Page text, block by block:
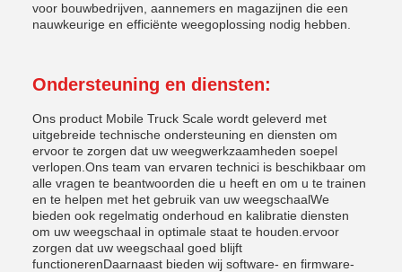
voor bouwbedrijven, aannemers en magazijnen die een
nauwkeurige en efficiënte weegoplossing nodig hebben.
Ondersteuning en diensten:
Ons product Mobile Truck Scale wordt geleverd met
uitgebreide technische ondersteuning en diensten om
ervoor te zorgen dat uw weegwerkzaamheden soepel
verlopen.Ons team van ervaren technici is beschikbaar om
alle vragen te beantwoorden die u heeft en om u te trainen
en te helpen met het gebruik van uw weegschaalWe
bieden ook regelmatig onderhoud en kalibratie diensten
om uw weegschaal in optimale staat te houden.ervoor
zorgen dat uw weegschaal goed blijft
functionerenDaarnaast bieden wij software- en firmware-